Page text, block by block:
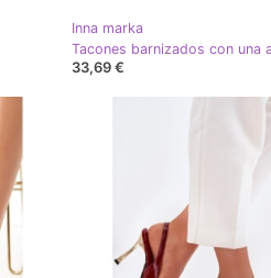
Inna marka
33,69 €